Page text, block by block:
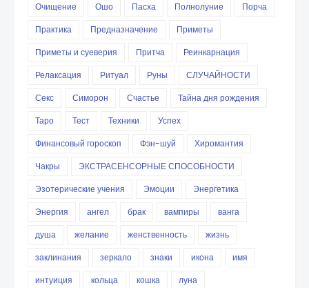
Очищение
Ошо Пасха Полнолуние
Порча
Практика
Предназначение
Приметы
Приметы и суеверия
Притча
Реинкарнация
Релаксация
Ритуал Руны
СЛУЧАЙНОСТИ
Секс
Симорон Счастье
Тайна дня рождения
Таро
Тест Техники
Успех
Финансовый гороскоп
Фэн-шуй
Хиромантия
Чакры
ЭКСТРАСЕНСОРНЫЕ СПОСОБНОСТИ
Эзотерические учения
Эмоции
Энергетика
Энергия
ангел брак вампиры
ванга
душа
желание женственность
жизнь
заклинания
зеркало знаки икона
имя
интуиция
кольца кошка
луна